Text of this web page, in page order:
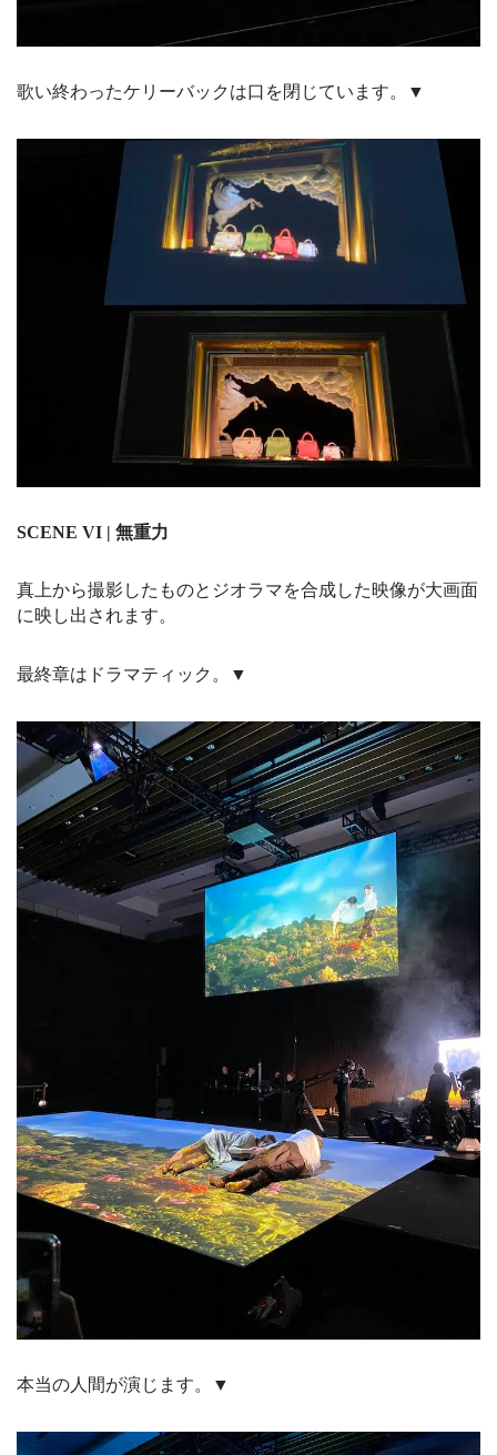
歌い終わったケリーバックは口を閉じています。▼
SCENE VI | 無重力
真上から撮影したものとジオラマを合成した映像が大画面
に映し出されます。
最終章はドラマティック。▼
本当の人間が演じます。▼